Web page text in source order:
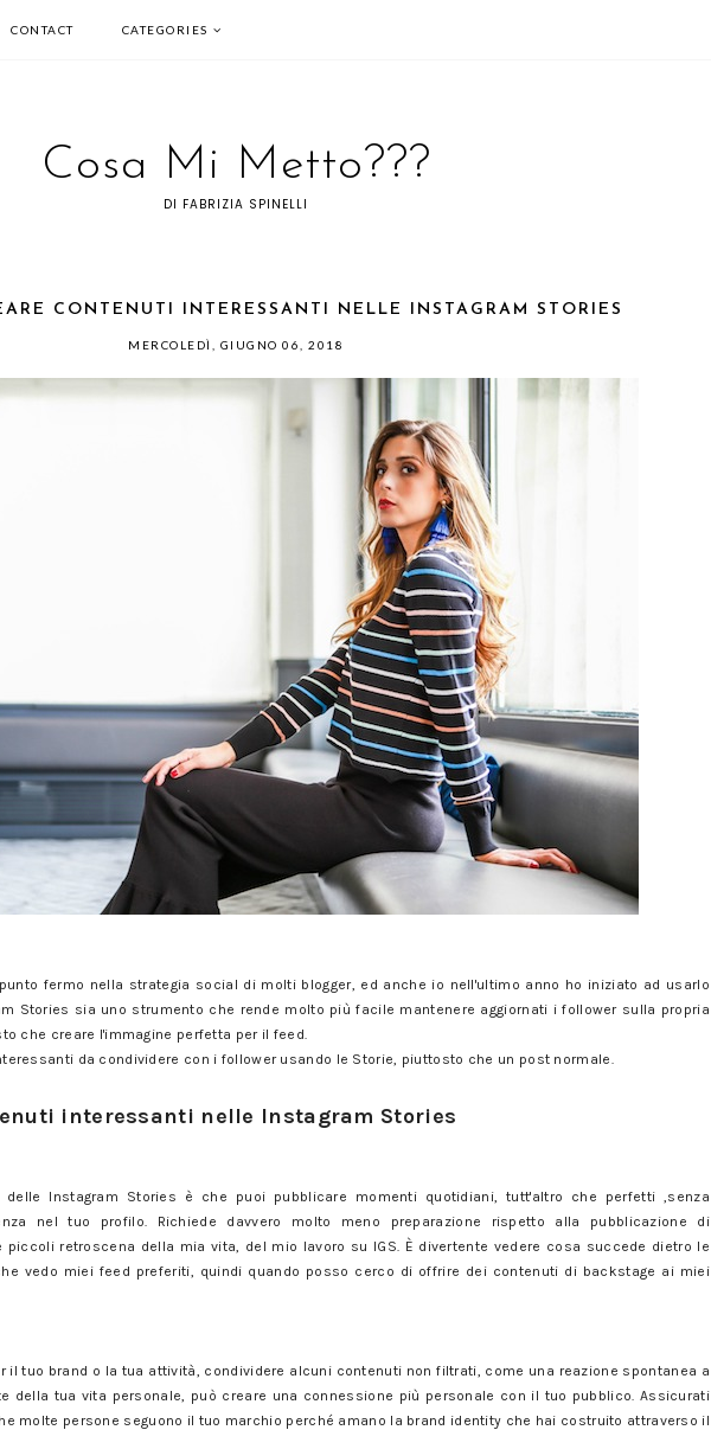
CONTACT CATEGORIES
Cosa Mi Metto???
DI FABRIZIA SPINELLI
CONTENUTI INTERESSANTI NELLE INSTAGRAM STORIES
MERCOLEDÌ, GIUGNO 06, 2018
fermo nella strategia social di molti blogger, ed anche io nell'ultimo anno ho iniziato ad usarlo
Stories sia uno strumento che rende molto più facile mantenere aggiornati i follower sulla propria
che creare l'immagine perfetta per il feed.
da condividere con i follower usando le Storie, piuttosto che un post normale.
interessanti nelle Instagram Stories
delle Instagram Stories è che puoi pubblicare momenti quotidiani, tutt'altro che perfetti ,senza
nel tuo profilo. Richiede davvero molto meno preparazione rispetto alla pubblicazione di
piccoli retroscena della mia vita, del mio lavoro su IGS. È divertente vedere cosa succede dietro le
vedo miei feed preferiti, quindi quando posso cerco di offrire dei contenuti di backstage ai miei
il tuo brand o la tua attività, condividere alcuni contenuti non filtrati, come una reazione spontanea a
della tua vita personale, può creare una connessione più personale con il tuo pubblico. Assicurati
molte persone seguono il tuo marchio perché amano la brand identity che hai costruito attraverso il